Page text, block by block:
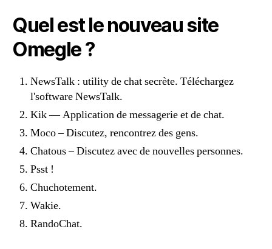
Quel est le nouveau site
Omegle ?
NewsTalk : utility de chat secrète. Téléchargez
l'software NewsTalk.
Kik — Application de messagerie et de chat.
Moco – Discutez, rencontrez des gens.
Chatous – Discutez avec de nouvelles personnes.
Psst !
Chuchotement.
Wakie.
RandoChat.